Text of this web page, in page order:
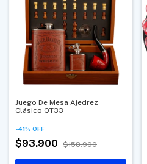
Juego De Mesa Ajedrez
Clásico QT33
-41% OFF
$93.900 $158.900